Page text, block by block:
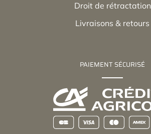
Droit de rétractation
Livraisons & retours
PAIEMENT SÉCURISÉ